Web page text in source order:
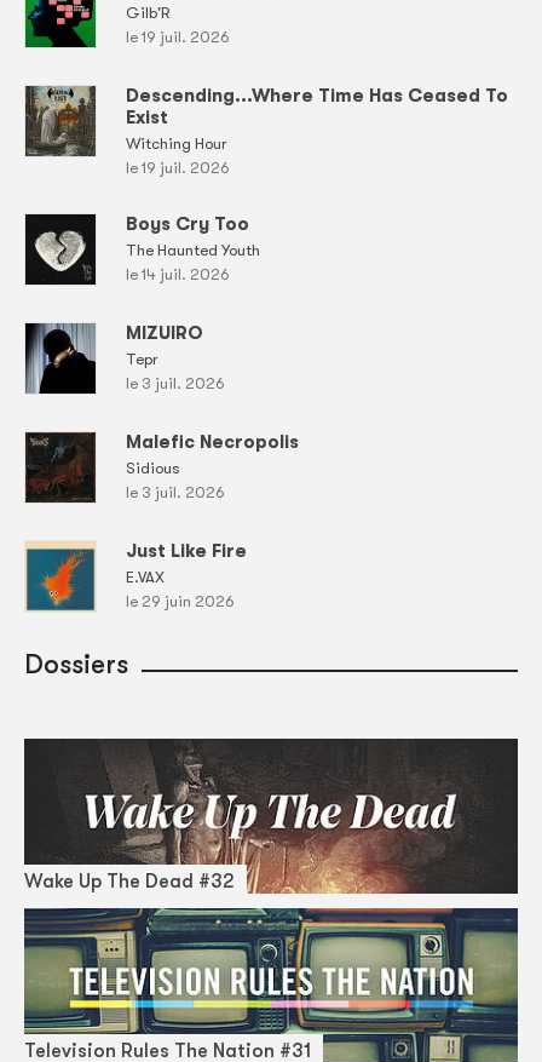
Gilb'R
le 19 juil. 2026
Descending...Where Time Has Ceased To
Exist
Witching Hour
le 19 juil. 2026
Boys Cry Too
The Haunted Youth
le 14 juil. 2026
MIZUIRO
Tepr
le 3 juil. 2026
Malefic Necropolis
Sidious
le 3 juil. 2026
Just Like Fire
E.VAX
le 29 juin 2026
Dossiers
Wake Up The Dead #32
Television Rules The Nation #31